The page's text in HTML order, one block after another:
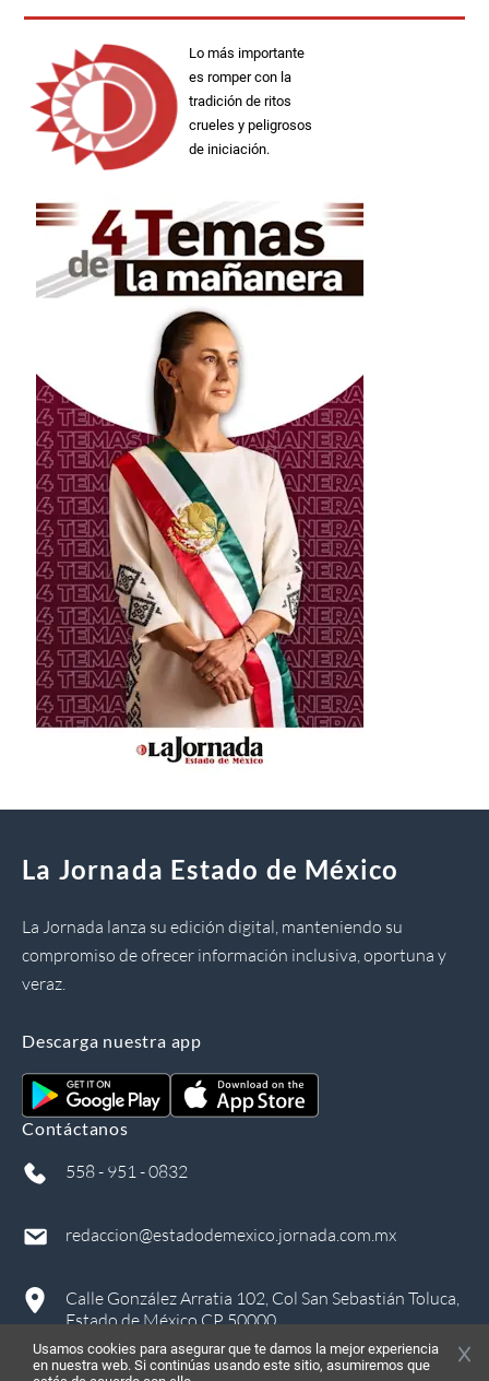
Lo más importante
es romper con la
tradición de ritos
crueles y peligrosos
de iniciación.
La Jornada Estado de México
La Jornada lanza su edición digital, manteniendo su
compromiso de ofrecer información inclusiva, oportuna y
veraz.
Descarga nuestra app
Contáctanos
558 - 951 - 0832
redaccion@estadodemexico.jornada.com.mx
Calle González Arratia 102, Col San Sebastián Toluca,
Estado de México CP 50000
Usamos cookies para asegurar que te damos la mejor experiencia
en nuestra web. Si continúas usando este sitio, asumiremos que